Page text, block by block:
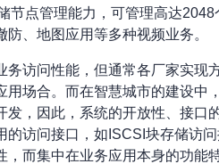
点管理能力，可管理高达
、地图应用等多种视频业务。
访问性能，但通常各厂家实现
场合。而在智慧城市的建设中
，因此，系统的开放性、接口
访问接口，如ISCSI块存储访
而集中在业务应用本身的功能